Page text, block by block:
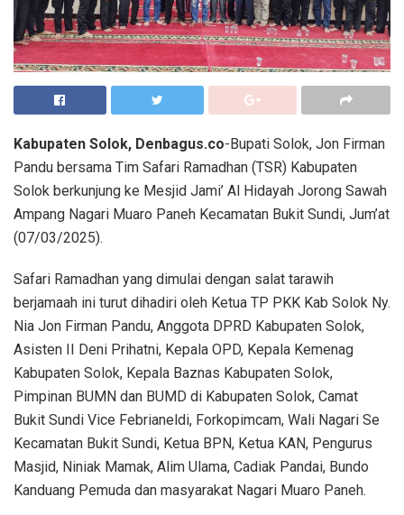
Kabupaten Solok, Denbagus.co-Bupati Solok, Jon Firman
Pandu bersama Tim Safari Ramadhan (TSR) Kabupaten
Solok berkunjung ke Mesjid Jami’ Al Hidayah Jorong Sawah
Ampang Nagari Muaro Paneh Kecamatan Bukit Sundi, Jum’at
(07/03/2025).
Safari Ramadhan yang dimulai dengan salat tarawih
berjamaah ini turut dihadiri oleh Ketua TP PKK Kab Solok Ny.
Nia Jon Firman Pandu, Anggota DPRD Kabupaten Solok,
Asisten II Deni Prihatni, Kepala OPD, Kepala Kemenag
Kabupaten Solok, Kepala Baznas Kabupaten Solok,
Pimpinan BUMN dan BUMD di Kabupaten Solok, Camat
Bukit Sundi Vice Febrianeldi, Forkopimcam, Wali Nagari Se
Kecamatan Bukit Sundi, Ketua BPN, Ketua KAN, Pengurus
Masjid, Niniak Mamak, Alim Ulama, Cadiak Pandai, Bundo
Kanduang Pemuda dan masyarakat Nagari Muaro Paneh.